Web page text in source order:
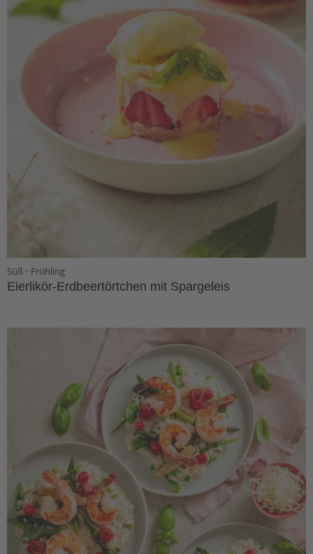
Süß · Frühling
Eierlikör-Erdbeertörtchen mit Spargeleis